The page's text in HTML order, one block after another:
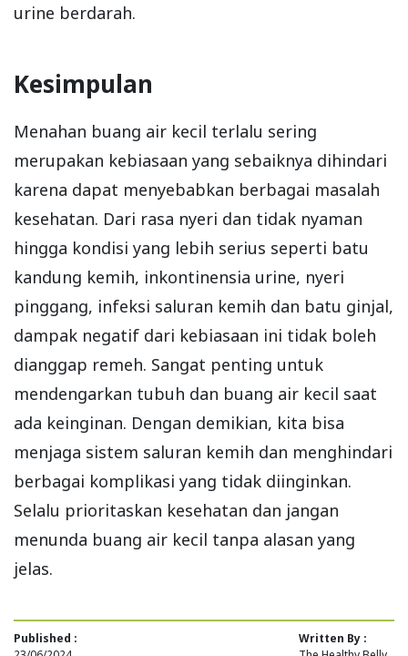
urine berdarah.
Kesimpulan
Menahan buang air kecil terlalu sering
merupakan kebiasaan yang sebaiknya dihindari
karena dapat menyebabkan berbagai masalah
kesehatan. Dari rasa nyeri dan tidak nyaman
hingga kondisi yang lebih serius seperti batu
kandung kemih, inkontinensia urine, nyeri
pinggang, infeksi saluran kemih dan batu ginjal,
dampak negatif dari kebiasaan ini tidak boleh
dianggap remeh. Sangat penting untuk
mendengarkan tubuh dan buang air kecil saat
ada keinginan. Dengan demikian, kita bisa
menjaga sistem saluran kemih dan menghindari
berbagai komplikasi yang tidak diinginkan.
Selalu prioritaskan kesehatan dan jangan
menunda buang air kecil tanpa alasan yang
jelas.
Published :
Written By :